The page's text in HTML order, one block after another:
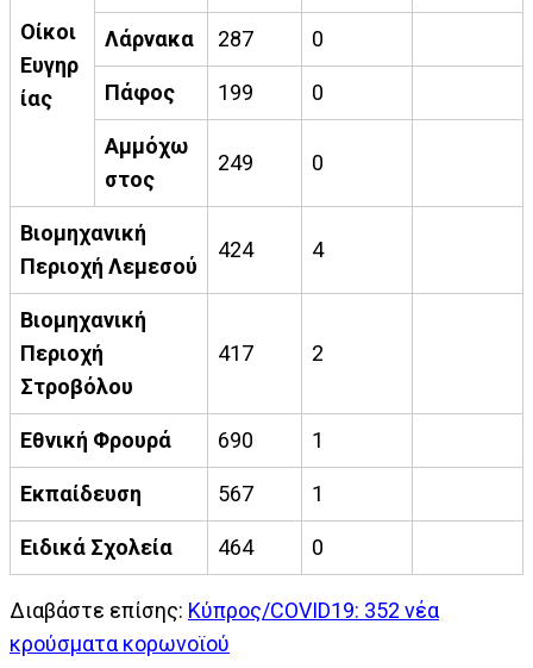
Οίκοι
Ευγηρ
ίας
Λάρνακα 287 0
Πάφος 199 0
Αμμόχω
στος
249 0
Βιομηχανική
Περιοχή Λεμεσού
424 4
Βιομηχανική
Περιοχή
Στροβόλου
417 2
Εθνική Φρουρά 690 1
Εκπαίδευση 567 1
Ειδικά Σχολεία 464 0
Διαβάστε επίσης: Κύπρος/COVID19: 352 νέα
κρούσματα κορωνοϊού